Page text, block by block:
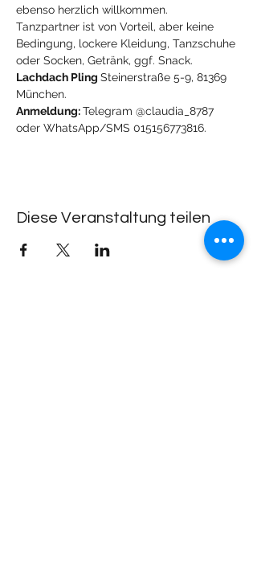
ebenso herzlich willkommen.
Tanzpartner ist von Vorteil, aber keine
Bedingung, lockere Kleidung, Tanzschuhe
oder Socken, Getränk, ggf. Snack.
Lachdach Pling Steinerstraße 5-9, 81369
München.
Anmeldung: Telegram @claudia_8787
oder WhatsApp/SMS 015156773816.
Diese Veranstaltung teilen